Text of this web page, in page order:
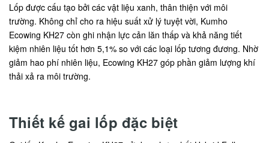
Lốp được cấu tạo bởi các vật liệu xanh, thân thiện với môi
trường. Không chỉ cho ra hiệu suất xử lý tuyệt vời, Kumho
Ecowing KH27 còn ghi nhận lực cản lăn thấp và khả năng tiết
kiệm nhiên liệu tốt hơn 5,1% so với các loại lốp tương đương. Nhờ
giảm hao phí nhiên liệu, Ecowing KH27 góp phần giảm lượng khí
thải xả ra môi trường.
Thiết kế gai lốp đặc biệt